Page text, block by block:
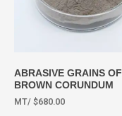
ABRASIVE GRAINS OF
BROWN CORUNDUM
$680.00
/MT